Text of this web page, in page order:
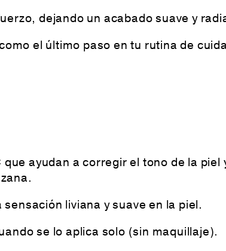
dejando un acabado suave y
el último paso en tu rutina de
ayudan a corregir el tono de la
liviana y suave en la piel.
se lo aplica solo (sin maquillaje).